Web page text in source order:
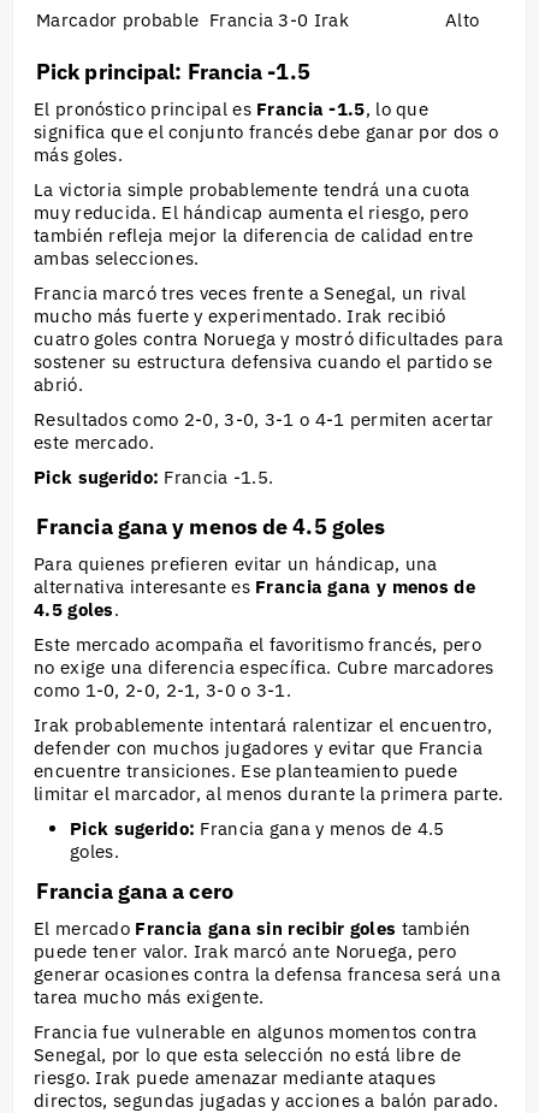
Marcador probable Francia 3-0 Irak Alto
Pick principal: Francia -1.5
El pronóstico principal es Francia -1.5, lo que
significa que el conjunto francés debe ganar por dos o
más goles.
La victoria simple probablemente tendrá una cuota
muy reducida. El hándicap aumenta el riesgo, pero
también refleja mejor la diferencia de calidad entre
ambas selecciones.
Francia marcó tres veces frente a Senegal, un rival
mucho más fuerte y experimentado. Irak recibió
cuatro goles contra Noruega y mostró dificultades para
sostener su estructura defensiva cuando el partido se
abrió.
Resultados como 2-0, 3-0, 3-1 o 4-1 permiten acertar
este mercado.
Pick sugerido: Francia -1.5.
Francia gana y menos de 4.5 goles
Para quienes prefieren evitar un hándicap, una
alternativa interesante es Francia gana y menos de
4.5 goles.
Este mercado acompaña el favoritismo francés, pero
no exige una diferencia específica. Cubre marcadores
como 1-0, 2-0, 2-1, 3-0 o 3-1.
Irak probablemente intentará ralentizar el encuentro,
defender con muchos jugadores y evitar que Francia
encuentre transiciones. Ese planteamiento puede
limitar el marcador, al menos durante la primera parte.
Pick sugerido: Francia gana y menos de 4.5
goles.
Francia gana a cero
El mercado Francia gana sin recibir goles también
puede tener valor. Irak marcó ante Noruega, pero
generar ocasiones contra la defensa francesa será una
tarea mucho más exigente.
Francia fue vulnerable en algunos momentos contra
Senegal, por lo que esta selección no está libre de
riesgo. Irak puede amenazar mediante ataques
directos, segundas jugadas y acciones a balón parado.